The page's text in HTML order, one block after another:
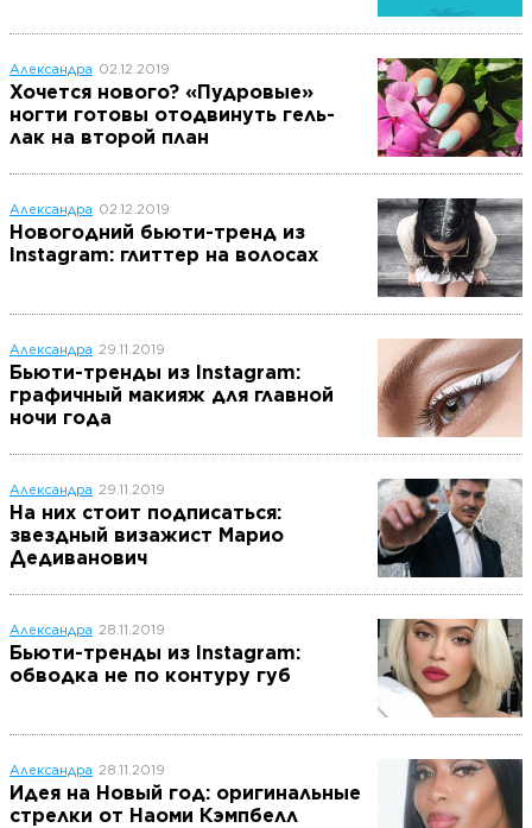
Александра 02.12.2019
Хочется нового? «Пудровые»
ногти готовы отодвинуть гель-
лак на второй план
Александра 02.12.2019
Новогодний бьюти-тренд из
Instagram: глиттер на волосах
Александра 29.11.2019
Бьюти-тренды из Instagram:
графичный макияж для главной
ночи года
Александра 29.11.2019
На них стоит подписаться:
звездный визажист Марио
Дедиванович
Александра 28.11.2019
Бьюти-тренды из Instagram:
обводка не по контуру губ
Александра 28.11.2019
Идея на Новый год: оригинальные
стрелки от Наоми Кэмпбелл